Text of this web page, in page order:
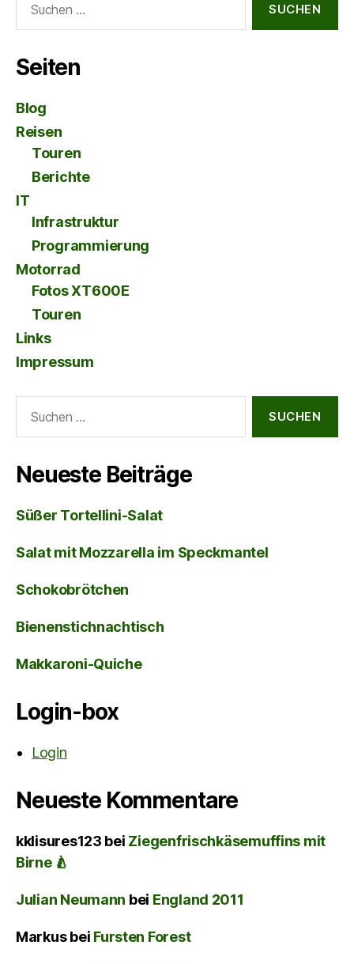
nach:
Seiten
Blog
Reisen
Touren
Berichte
IT
Infrastruktur
Programmierung
Motorrad
Fotos XT600E
Touren
Links
Impressum
nach:
Neueste Beiträge
Süßer Tortellini-Salat
Salat mit Mozzarella im Speckmantel
Schokobrötchen
Bienenstichnachtisch
Makkaroni-Quiche
Login-box
Login
Neueste Kommentare
kklisures123 bei Ziegenfrischkäsemuffins mit
Birne 🍐
Julian Neumann bei England 2011
Markusbei Fursten Forest